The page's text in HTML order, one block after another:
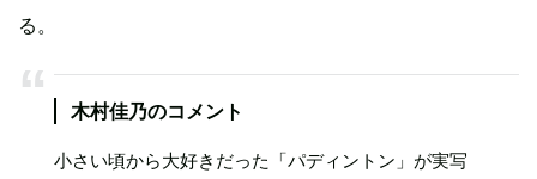
る。
木村佳乃のコメント
小さい頃から大好きだった「パディントン」が実写